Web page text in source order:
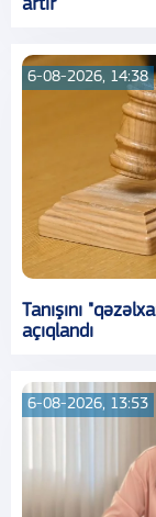
artır
6-08-2026, 14:38
Tanışını
açıqlandı
6-08-2026, 13:53